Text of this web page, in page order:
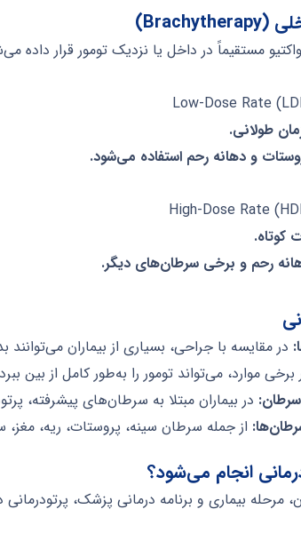
مستقیماً در داخل یا نزدیک تومور قرار داده
طولانی.
و دهانه رحم استفاده می‌شود.
کوتاه.
رحم و برخی سرطان‌های دیگر.
در مقایسه با جراحی، بسیاری از بیماران
برخی موارد، می‌تواند تومور را به‌طور کامل از بین
در بیماران مبتلا به سرطان‌های پیشرفته،
از جمله سرطان سینه، پروستات، ریه،
مرحله بیماری و برنامه درمانی پزشک،